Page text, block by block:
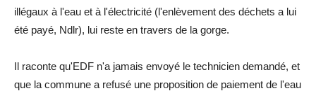
illégaux à l'eau et à l'électricité (l'enlèvement des déchets a lui
été payé, Ndlr), lui reste en travers de la gorge.
Il raconte qu'EDF n'a jamais envoyé le technicien demandé, et
que la commune a refusé une proposition de paiement de l'eau